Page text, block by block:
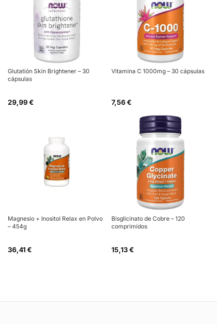
Glutatión Skin Brightener – 30
cápsulas
29,99 €
Vitamina C 1000mg – 30 cápsulas
7,56 €
Magnesio + Inositol Relax en Polvo
– 454g
36,41 €
Bisglicinato de Cobre – 120
comprimidos
15,13 €